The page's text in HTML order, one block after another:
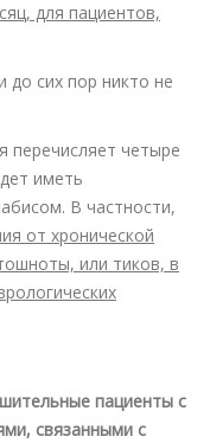
для пациентов,
до сих пор никто не
перечисляет четыре
иметь
В частности,
от хронической
или тиков, в
пациенты с
связанными с